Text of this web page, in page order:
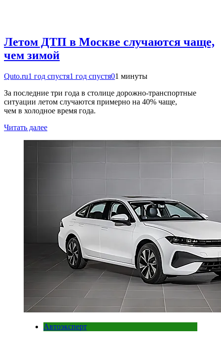
Летом ДТП в Москве случаются чаще,
чем зимой
Quto.ru1 год спустя1 год спустя01 минуты
За последние три года в столице дорожно-транспортные
ситуации летом случаются примерно на 40% чаще,
чем в холодное время года.
Читать далее
Автоэксперт